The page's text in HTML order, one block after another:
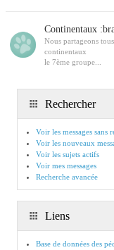
Continentaux
Nous partageons
continentaux
le 7ème groupe...
Rechercher
Voir les messages sans
Voir les nouveaux
Voir les sujets actifs
Voir mes messages
Recherche avancée
Liens
Base de données des